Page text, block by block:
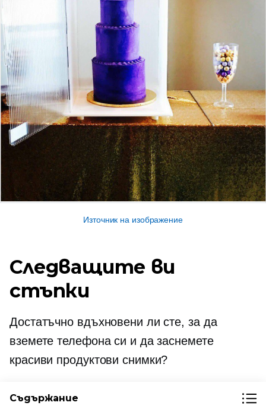
Източник на изображение
Следващите ви
стъпки
Достатъчно вдъхновени ли сте, за да
вземете телефона си и да заснемете
красиви продуктови снимки?
Ето обобщение на нещата, които трябва да
Съдържание